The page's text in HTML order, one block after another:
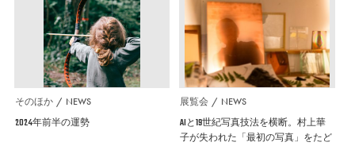
そのほか NEWS
2024年前半の運勢
展覧会 NEWS
AIと19世紀写真技法を横断。村上華
子が失われた「最初の写真」をたど